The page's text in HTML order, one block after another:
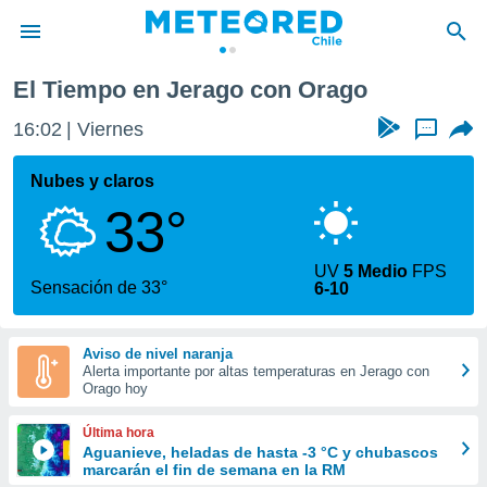
de
por
que se
calidad.
a este
las
y
forma
digital
basada
El Tiempo en Jerago con Orago
16:02 Viernes ...
Nubes y claros
33°
Sensación de 33°
UV5 Medio FPS
6-10
Aviso de nivel naranja
Alerta importante por altas temperaturas en Jerago con
Orago hoy
Última hora
Aguanieve, heladas de hasta -3 °C y chubascos
marcarán el fin de semana en la RM